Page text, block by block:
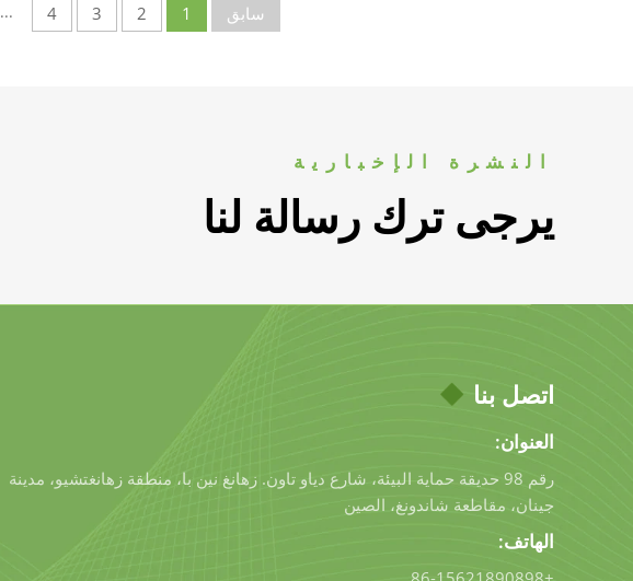
سابق 1
2
3
4
...
النشرة الإخبارية
يرجى ترك رسالة لنا
اتصل بنا
العنوان:
رقم 98 حديقة حماية البيئة، شارع دياو تاون. زهانغ نين با، منطقة زهانغتشيو، مدينة
جينان، مقاطعة شاندونغ، الصين
الهاتف: